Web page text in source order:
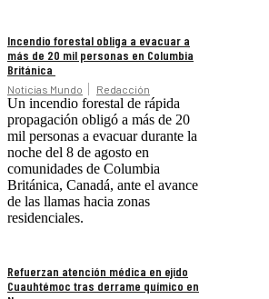
Incendio forestal obliga a evacuar a
más de 20 mil personas en Columbia
Británica
Noticias Mundo Redacción
Un incendio forestal de rápida
propagación obligó a más de 20
mil personas a evacuar durante la
noche del 8 de agosto en
comunidades de Columbia
Británica, Canadá, ante el avance
de las llamas hacia zonas
residenciales.
Refuerzan atención médica en ejido
Cuauhtémoc tras derrame químico en